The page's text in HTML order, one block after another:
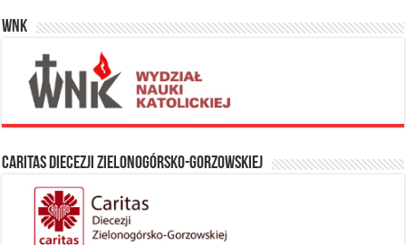
WNK
Caritas Diecezji Zielonogórsko-Gorzowskiej